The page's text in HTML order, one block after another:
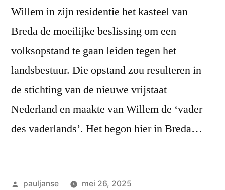
Willem in zijn residentie het kasteel van
Breda de moeilijke beslissing om een
volksopstand te gaan leiden tegen het
landsbestuur. Die opstand zou resulteren in
de stichting van de nieuwe vrijstaat
Nederland en maakte van Willem de ‘vader
des vaderlands’. Het begon hier in Breda…
Geplaatst
pauljanse
mei 26, 2025